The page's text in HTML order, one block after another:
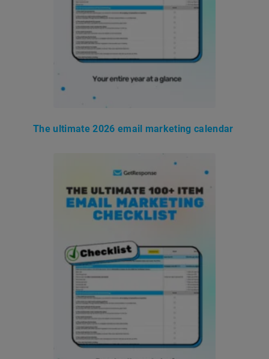
The ultimate 2026 email marketing calendar